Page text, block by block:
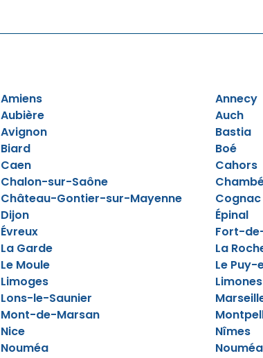
Amiens
Annecy
Aubière
Auch
Avignon
Bastia
Biard
Boé
Caen
Cahors
Chalon-sur-Saône
Château-Gontier-sur-Mayenne
Cognac
Dijon
Épinal
Évreux
Fort-
La Garde
La
Le Moule
Le Puy-
Limoges
Lons-le-Saunier
Mont-de-Marsan
Nice
Nîmes
Nouméa
Nouméa